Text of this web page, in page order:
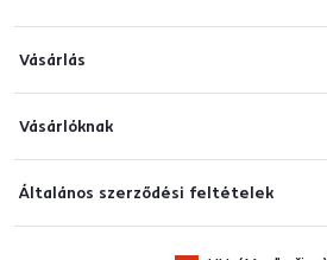
Vásárlás
Vásárlóknak
Általános szerződési feltételek